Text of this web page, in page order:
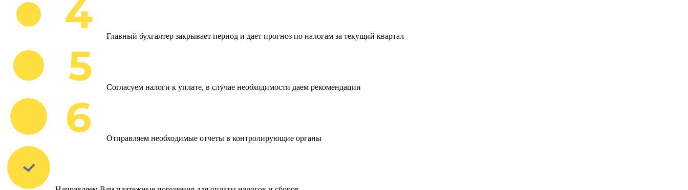
Главный бухгалтер закрывает период и дает прогноз по налогам за текущий квартал
Согласуем налоги к уплате, в случае необходимости даем рекомендации
Отправляем необходимые отчеты в контролирующие органы